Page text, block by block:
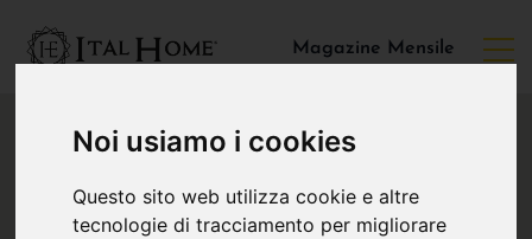
Noi usiamo i cookies
Questo sito web utilizza cookie e altre
tecnologie di tracciamento per migliorare
Magazine Mensile